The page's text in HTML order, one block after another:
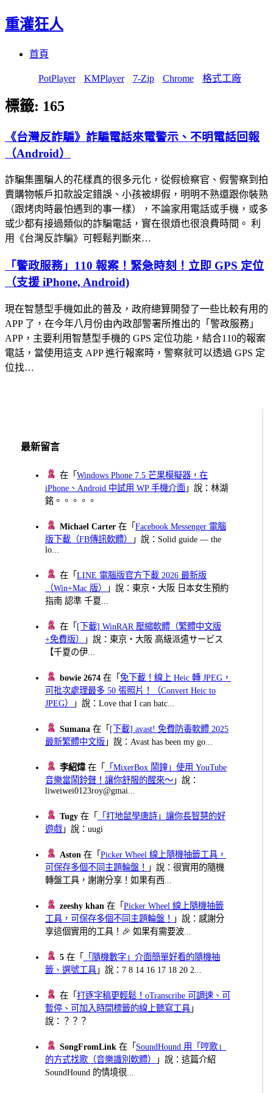
重灌狂人
首頁
PotPlayer KMPlayer 7-Zip Chrome 格式工廠
標籤: 165
《台灣反詐騙》詐騙電話來電警示、不明電話回報
（Android）
詐騙集團騙人的花樣真的很多元化，從假檢察官、假警察到拍
賣購物帳戶扣款設定錯誤、小孩被綁假，明明不熟還跟你裝熟
（跟烤肉時最怕遇到的事一樣），不論家用電話或手機，或多
或少都有接過類似的詐騙電話，實在很煩也很浪費時間。 利
用《台灣反詐騙》可輕鬆判斷來…
「警政服務」110 報案！緊急時刻！立即 GPS 定位
（支援 iPhone, Android)
現在智慧型手機如此的普及，政府總算開發了一些比較有用的
APP 了，在今年八月份由內政部警署所推出的「警政服務」
APP，主要利用智慧型手機的 GPS 定位功能，結合110的報案
電話，當使用這支 APP 進行報案時，警察就可以透過 GPS 定
位找…
最新留言
在「Windows Phone 7.5 芒果模擬器，在
iPhone、Android 中試用 WP 手機介面 」說：林湖
銘。。。。。
Michael Carter 在「Facebook Messenger 電腦
版下載（FB傳訊軟體）
」說：Solid guide — the
lo...
在「LINE 電腦版官方下載 2026 最新版
（Win+Mac 版）
」說：東京・大阪 日本女生預約
指南 認準 千夏...
在「 [下載] WinRAR 壓縮軟體（繁體中文版
+免費版）
」說：東京・大阪 高級派遣サービス
【千夏の伊...
bowie 2674 在「免下載！線上 Heic 轉 JPEG，
可批次處理最多 50 張照片！（Convert Heic to
JPEG）
」說：Love that I can batc...
Sumana 在「 [下載] avast! 免費防毒軟體 2025
最新繁體中文版 」說：Avast has been my go...
李紹煒在「
「MixerBox 鬧鐘」使用 YouTube
音樂當鬧鈴聲！讓你舒服的醒來～ 」說：
liweiwei0123roy@gmai...
Tugy 在「
「打地鼠學唐詩」讓你長智慧的好
遊戲 」說：uugi
Aston 在「Picker Wheel 線上隨機抽籤工具，
可保存多個不同主題輪盤！
」說：很實用的隨機
轉盤工具，謝謝分享！如果有西...
zeeshy khan 在「Picker Wheel 線上隨機抽籤
工具，可保存多個不同主題輪盤！
」說：感謝分
享這個實用的工具！🎉 如果有需要波...
5 在「
「隨機數字」介面簡單好看的隨機抽
籤、選號工具 」說：7 8 14 16 17 18 20 2...
在「打逐字稿更輕鬆！oTranscribe 可調速、可
暫停、可加入時間標籤的線上聽寫工具 」
說：？？？
SongFromLink 在「 SoundHound 用「哼歌」
的方式找歌（音樂識別軟體）
」說：這篇介紹
SoundHound 的情境很...